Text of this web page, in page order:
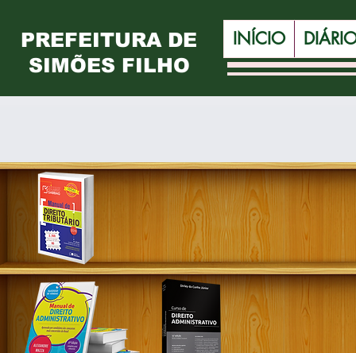
PREFEITURA DE
SIMÕES FILHO
INÍCIO